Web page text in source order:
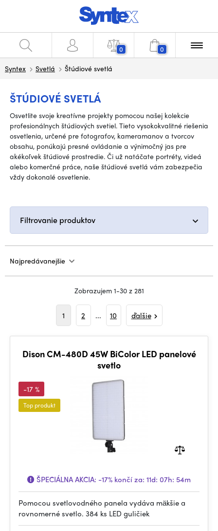
0 0
Syntex Svetlá Štúdiové svetlá
ŠTÚDIOVÉ SVETLÁ
Osvetlite svoje kreatívne projekty pomocou našej kolekcie
profesionálnych štúdiových svetiel. Tieto vysokokvalitné riešenia
osvetlenia, určené pre fotografov, kameramanov a tvorcov
obsahu, ponúkajú presné ovládanie a výnimočný jas pre
akékoľvek štúdiové prostredie. Či už natáčate portréty, videá
alebo komerčné práce, naše štúdiové svetlá vám zabezpečia
vždy dokonalé osvetlenie.
Filtrovanie produktov
Najpredávanejšie
Zobrazujem 1-30 z 281
1 2 ... 10 ďalšie
Dison CM-480D 45W BiColor LED panelové
svetlo
-17 %
Top produkt
ŠPECIÁLNA AKCIA: -17% končí za: 11d: 07h: 54m
Pomocou svetlovodného panela vydáva mäkšie a
rovnomerné svetlo. 384 ks LED guličiek